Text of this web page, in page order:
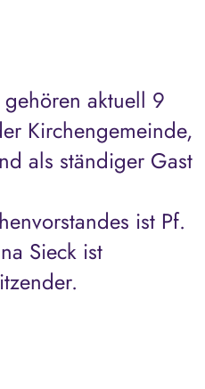
aktuell 9
Kirchengemeinde,
als ständiger Gast
ist Pf.
Sieck ist